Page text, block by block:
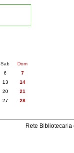
Sab
Dom
6
7
13
14
20
21
27
28
Rete